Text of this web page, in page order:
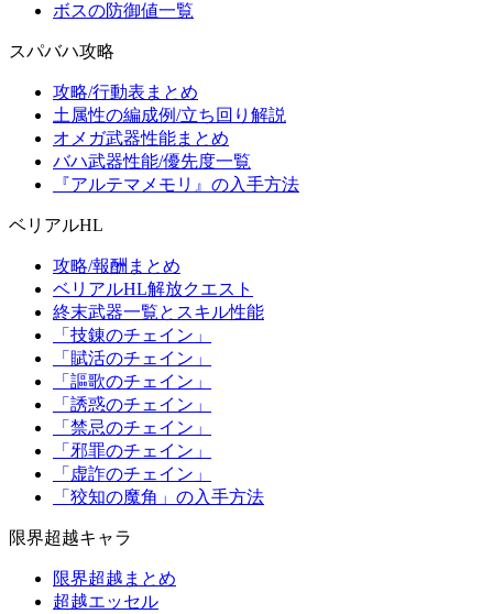
ボスの防御値一覧
スパバハ攻略
攻略/行動表まとめ
土属性の編成例/立ち回り解説
オメガ武器性能まとめ
バハ武器性能/優先度一覧
『アルテマメモリ』の入手方法
ベリアルHL
攻略/報酬まとめ
ベリアルHL解放クエスト
終末武器一覧とスキル性能
「技錬のチェイン」
「賦活のチェイン」
「謳歌のチェイン」
「誘惑のチェイン」
「禁忌のチェイン」
「邪罪のチェイン」
「虚詐のチェイン」
「狡知の魔角」の入手方法
限界超越キャラ
限界超越まとめ
超越エッセル